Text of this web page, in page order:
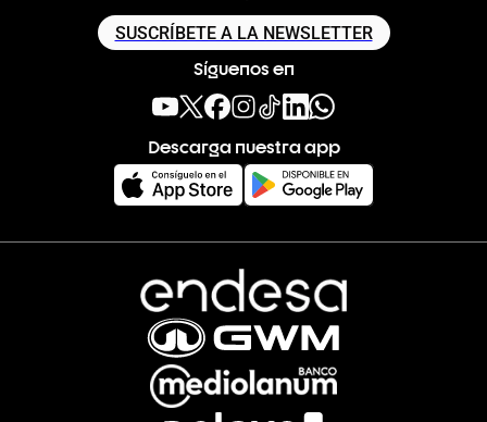
SUSCRÍBETE A LA NEWSLETTER
Síguenos en
Descarga nuestra app